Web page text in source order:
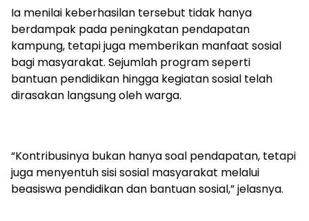
Ia menilai keberhasilan tersebut tidak hanya
berdampak pada peningkatan pendapatan
kampung, tetapi juga memberikan manfaat sosial
bagi masyarakat. Sejumlah program seperti
bantuan pendidikan hingga kegiatan sosial telah
dirasakan langsung oleh warga.
“Kontribusinya bukan hanya soal pendapatan, tetapi
juga menyentuh sisi sosial masyarakat melalui
beasiswa pendidikan dan bantuan sosial,” jelasnya.